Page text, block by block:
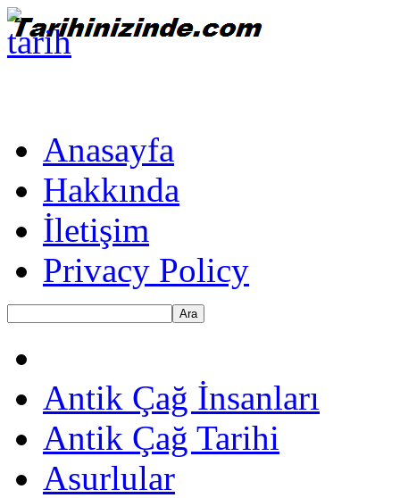
Anasayfa
Hakkında
İletişim
Privacy Policy
Ara
Antik Çağ İnsanları
Antik Çağ Tarihi
Asurlular